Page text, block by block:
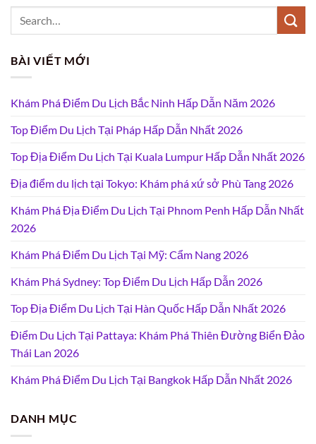
BÀI VIẾT MỚI
Khám Phá Điểm Du Lịch Bắc Ninh Hấp Dẫn Năm 2026
Top Điểm Du Lịch Tại Pháp Hấp Dẫn Nhất 2026
Top Địa Điểm Du Lịch Tại Kuala Lumpur Hấp Dẫn Nhất 2026
Địa điểm du lịch tại Tokyo: Khám phá xứ sở Phù Tang 2026
Khám Phá Địa Điểm Du Lịch Tại Phnom Penh Hấp Dẫn Nhất
2026
Khám Phá Điểm Du Lịch Tại Mỹ: Cẩm Nang 2026
Khám Phá Sydney: Top Điểm Du Lịch Hấp Dẫn 2026
Top Địa Điểm Du Lịch Tại Hàn Quốc Hấp Dẫn Nhất 2026
Điểm Du Lịch Tại Pattaya: Khám Phá Thiên Đường Biển Đảo
Thái Lan 2026
Khám Phá Điểm Du Lịch Tại Bangkok Hấp Dẫn Nhất 2026
DANH MỤC